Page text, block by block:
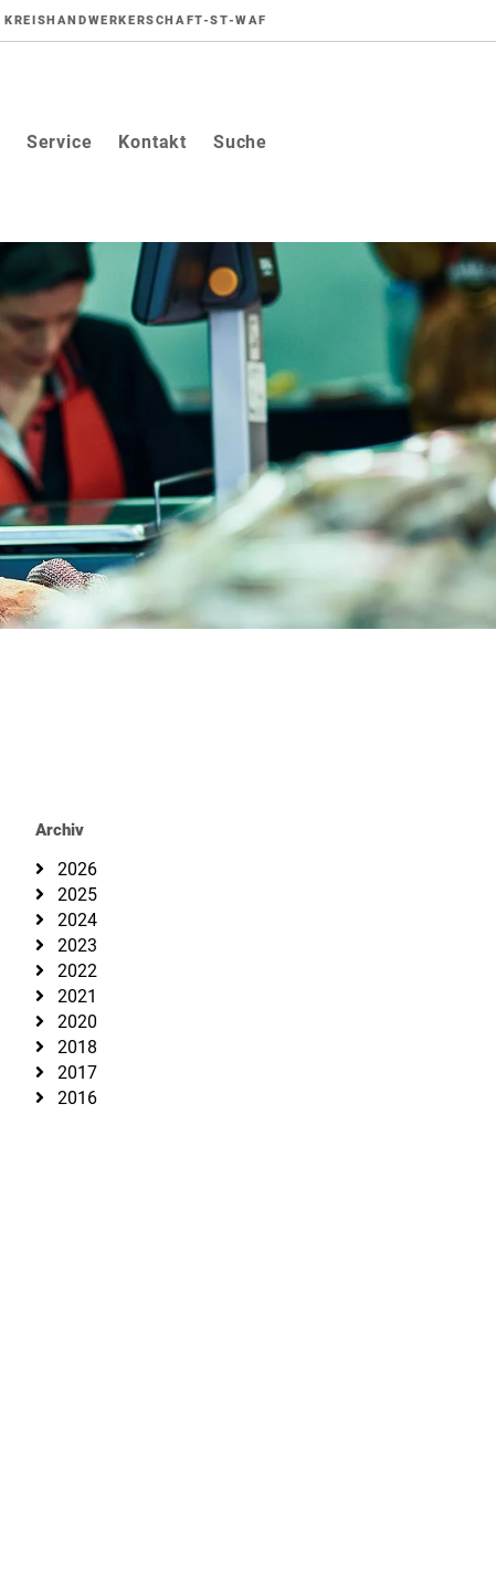
KREISHANDWERKERSCHAFT-ST-WAF
Service Kontakt Suche
Archiv
2026
2025
2024
2023
2022
2021
2020
2018
2017
2016